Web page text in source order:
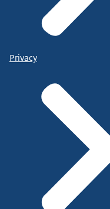
Privacy